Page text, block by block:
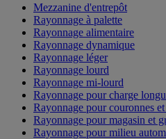
Mezzanine d'entrepôt
Rayonnage à palette
Rayonnage alimentaire
Rayonnage dynamique
Rayonnage léger
Rayonnage lourd
Rayonnage mi-lourd
Rayonnage pour charge
Rayonnage pour couronnes
Rayonnage pour magasin et
Rayonnage pour milieu